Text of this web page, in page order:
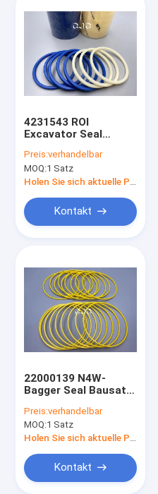
Ausrüstung
Ausrüstung
4231543 ROI
Excavator Seal
hohes Widerstand
PU-Material
Preis:verhandelbar
MOQ:1 Satz
Holen Sie sich aktuelle Preis
Kontakt
22000139 N4W-
Bagger Seal Bausatz,
Öldichtung mit
Verschleißfestigkeit
Preis:verhandelbar
MOQ:1 Satz
Holen Sie sich aktuelle Preis
Kontakt